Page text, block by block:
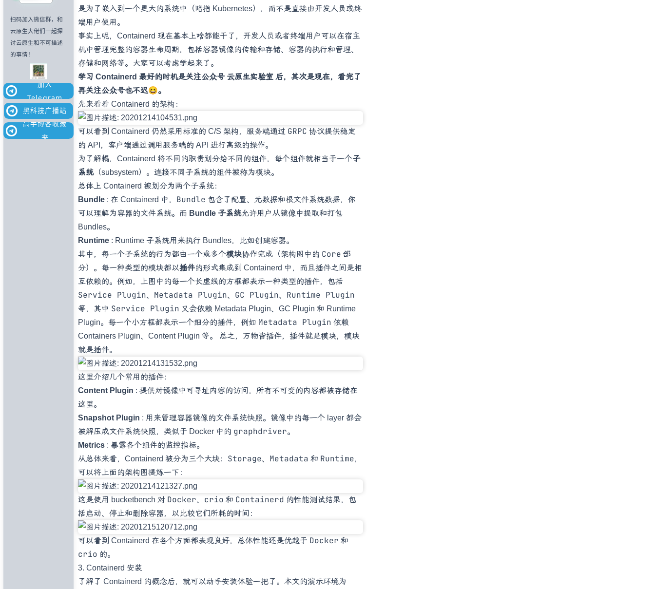
扫码加入微信群，和
云原生大佬们一起探
讨云原生和不可描述
的事情！
加入
Telegram
黑科技广播站
高手博客收藏
夹
是为了嵌入到一个更大的系统中（暗指 Kubernetes），而不是直接由开发人员或终
端用户使用。
事实上呢，Containerd 现在基本上啥都能干了，开发人员或者终端用户可以在宿主
机中管理完整的容器生命周期，包括容器镜像的传输和存储、容器的执行和管理、
存储和网络等。大家可以考虑学起来了。
学习 Containerd 最好的时机是关注公众号 云原生实验室 后，其次是现在，看完了
再关注公众号也不迟😆。
先来看看 Containerd 的架构：
可以看到 Containerd 仍然采用标准的 C/S 架构，服务端通过 GRPC 协议提供稳定
的 API，客户端通过调用服务端的 API 进行高级的操作。
为了解耦，Containerd 将不同的职责划分给不同的组件，每个组件就相当于一个子
系统（subsystem）。连接不同子系统的组件被称为模块。
总体上 Containerd 被划分为两个子系统：
Bundle : 在 Containerd 中， Bundle 包含了配置、元数据和根文件系统数据，你
可以理解为容器的文件系统。而 Bundle 子系统允许用户从镜像中提取和打包
Bundles。
Runtime : Runtime 子系统用来执行 Bundles，比如创建容器。
其中，每一个子系统的行为都由一个或多个模块协作完成（架构图中的 Core 部
分）。每一种类型的模块都以插件的形式集成到 Containerd 中，而且插件之间是相
互依赖的。例如，上图中的每一个长虚线的方框都表示一种类型的插件，包括
Service Plugin、 Metadata Plugin、 GC Plugin、 Runtime Plugin
等，其中 Service Plugin 又会依赖 Metadata Plugin、GC Plugin 和 Runtime
Plugin。每一个小方框都表示一个细分的插件，例如 Metadata Plugin 依赖
Containers Plugin、Content Plugin 等。 总之，万物皆插件，插件就是模块，模块
就是插件。
这里介绍几个常用的插件：
Content Plugin : 提供对镜像中可寻址内容的访问，所有不可变的内容都被存储在
这里。
Snapshot Plugin : 用来管理容器镜像的文件系统快照。镜像中的每一个 layer 都会
被解压成文件系统快照，类似于 Docker 中的 graphdriver。
Metrics : 暴露各个组件的监控指标。
从总体来看，Containerd 被分为三个大块： Storage、 Metadata 和 Runtime，
可以将上面的架构图提炼一下：
这是使用 bucketbench 对 Docker、 crio 和 Containerd 的性能测试结果，包
括启动、停止和删除容器，以比较它们所耗的时间：
可以看到 Containerd 在各个方面都表现良好，总体性能还是优越于 Docker 和
crio 的。
3. Containerd 安装
了解了 Containerd 的概念后，就可以动手安装体验一把了。本文的演示环境为